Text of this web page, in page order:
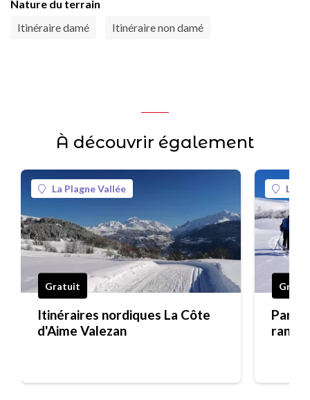
Nature du terrain
Itinéraire damé
Itinéraire non damé
À découvrir également
La Plagne Vallée
Gratuit
Itinéraires nordiques La Côte
d'Aime Valezan
La